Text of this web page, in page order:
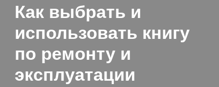
Как выбрать и
использовать книгу
по ремонту и
эксплуатации